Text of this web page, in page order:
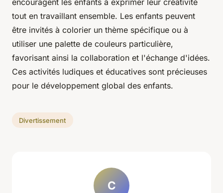
tout en travaillant ensemble. Les enfants peuvent
être invités à colorier un thème spécifique ou à
utiliser une palette de couleurs particulière,
favorisant ainsi la collaboration et l'échange d'idées.
Ces activités ludiques et éducatives sont précieuses
pour le développement global des enfants.
Divertissement
C